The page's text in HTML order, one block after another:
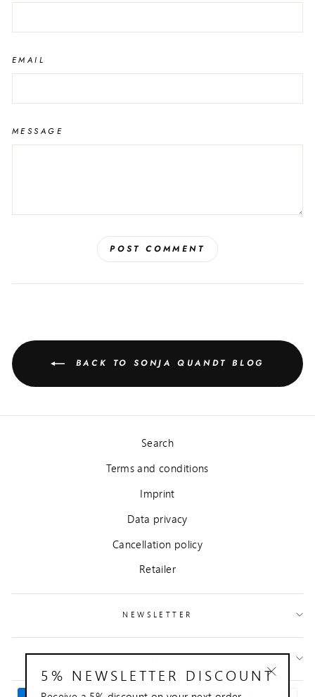
EMAIL
MESSAGE
POST COMMENT
BACK TO SONJA QUANDT BLOG
Search
Terms and conditions
Imprint
Data privacy
Cancellation policy
Retailer
NEWSLETTER
CONTACT
5% NEWSLETTER DISCOUNT